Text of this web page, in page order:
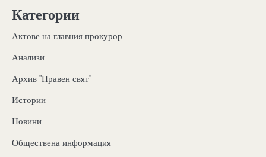
Категории
Актове на главния прокурор
Анализи
Архив "Правен свят"
Истории
Новини
Обществена информация